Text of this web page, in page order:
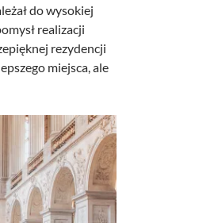
do wysokiej
realizacji
rezydencji
miejsca, ale